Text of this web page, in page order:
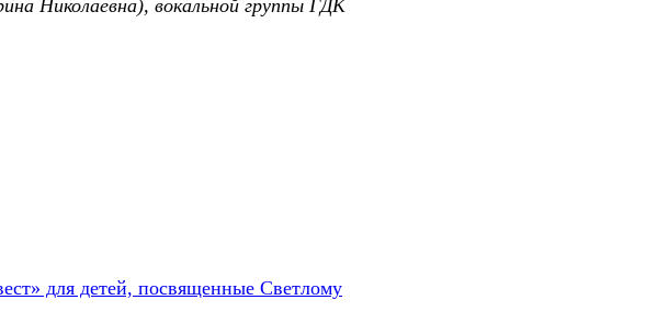
Николаевна), вокальной группы ГДК
для детей, посвященные Светлому